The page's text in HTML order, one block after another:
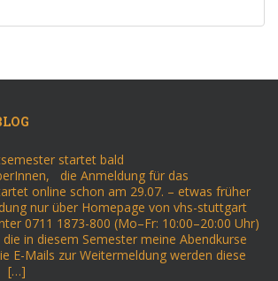
startet bald
die Anmeldung für das
online schon am 29.07. – etwas früher
nur über Homepage von vhs-stuttgart
0711 1873-800 (Mo–Fr: 10:00–20:00 Uhr)
in diesem Semester meine Abendkurse
E-Mails zur Weitermeldung werden diese
[…]